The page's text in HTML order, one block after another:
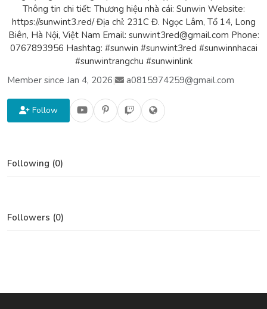
Thông tin chi tiết: Thương hiệu nhà cái: Sunwin Website:
https://sunwint3.red/ Địa chỉ: 231C Đ. Ngọc Lâm, Tổ 14, Long
Biên, Hà Nội, Việt Nam Email: sunwint3red@gmail.com Phone:
0767893956 Hashtag: #sunwin #sunwint3red #sunwinnhacai
#sunwintrangchu #sunwinlink
Member since Jan 4, 2026| a0815974259@gmail.com
Follow
Following (0)
Followers (0)